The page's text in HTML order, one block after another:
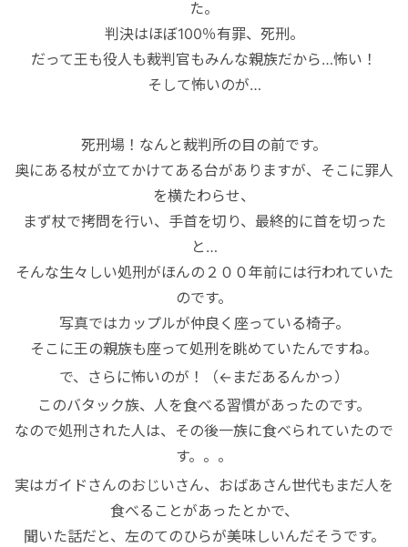
た。
判決はほぼ100％有罪、死刑。
だって王も役人も裁判官もみんな親族だから…怖い！
そして怖いのが…
死刑場！なんと裁判所の目の前です。
奥にある杖が立てかけてある台がありますが、そこに罪人
を横たわらせ、
まず杖で拷問を行い、手首を切り、最終的に首を切った
と…
そんな生々しい処刑がほんの２００年前には行われていた
のです。
写真ではカップルが仲良く座っている椅子。
そこに王の親族も座って処刑を眺めていたんですね。
で、さらに怖いのが！（←まだあるんかっ）
このバタック族、人を食べる習慣があったのです。
なので処刑された人は、その後一族に食べられていたので
す。。。
実はガイドさんのおじいさん、おばあさん世代もまだ人を
食べることがあったとかで、
聞いた話だと、左のてのひらが美味しいんだそうです。